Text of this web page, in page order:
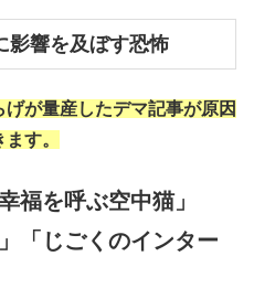
影響を及ぼす恐怖
が量産したデマ記事が原因
す。
福を呼ぶ空中猫」
「じごくのインター